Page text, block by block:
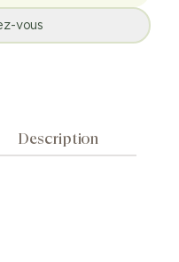
vous
Description